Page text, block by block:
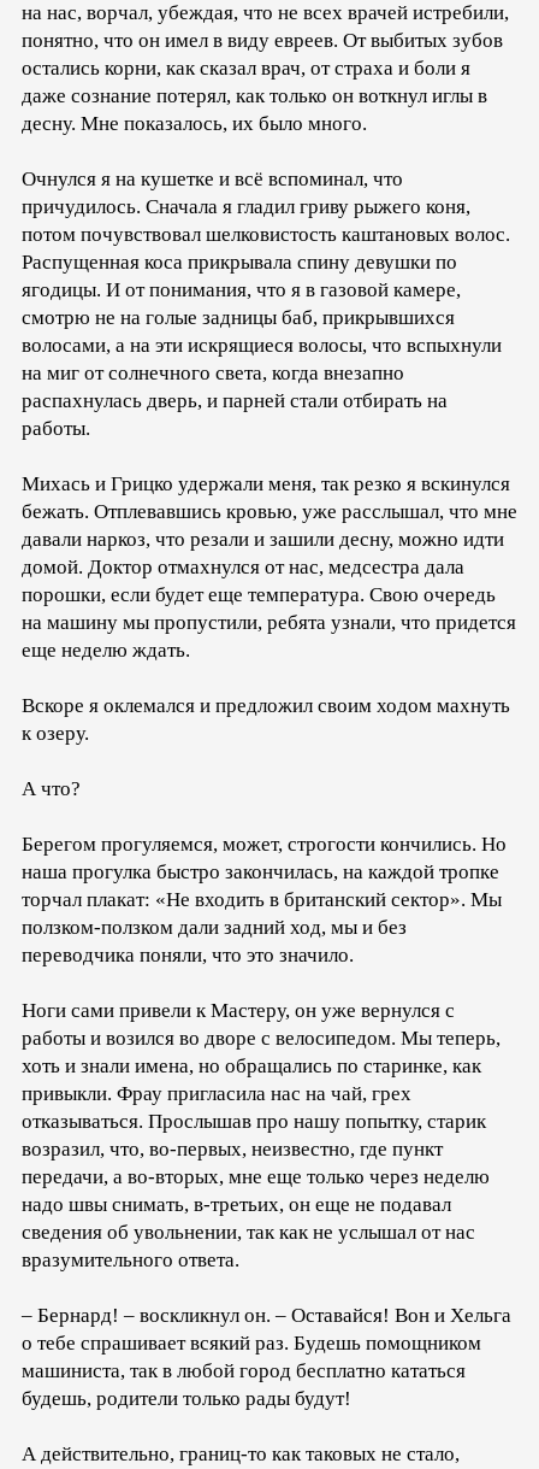
на нас, ворчал, убеждая, что не всех врачей истребили,
понятно, что он имел в виду евреев. От выбитых зубов
остались корни, как сказал врач, от страха и боли я
даже сознание потерял, как только он воткнул иглы в
десну. Мне показалось, их было много.
Очнулся я на кушетке и всё вспоминал, что
причудилось. Сначала я гладил гриву рыжего коня,
потом почувствовал шелковистость каштановых волос.
Распущенная коса прикрывала спину девушки по
ягодицы. И от понимания, что я в газовой камере,
смотрю не на голые задницы баб, прикрывшихся
волосами, а на эти искрящиеся волосы, что вспыхнули
на миг от солнечного света, когда внезапно
распахнулась дверь, и парней стали отбирать на
работы.
Михась и Грицко удержали меня, так резко я вскинулся
бежать. Отплевавшись кровью, уже расслышал, что мне
давали наркоз, что резали и зашили десну, можно идти
домой. Доктор отмахнулся от нас, медсестра дала
порошки, если будет еще температура. Свою очередь
на машину мы пропустили, ребята узнали, что придется
еще неделю ждать.
Вскоре я оклемался и предложил своим ходом махнуть
к озеру.
А что?
Берегом прогуляемся, может, строгости кончились. Но
наша прогулка быстро закончилась, на каждой тропке
торчал плакат: «Не входить в британский сектор». Мы
ползком-ползком дали задний ход, мы и без
переводчика поняли, что это значило.
Ноги сами привели к Мастеру, он уже вернулся с
работы и возился во дворе с велосипедом. Мы теперь,
хоть и знали имена, но обращались по старинке, как
привыкли. Фрау пригласила нас на чай, грех
отказываться. Прослышав про нашу попытку, старик
возразил, что, во-первых, неизвестно, где пункт
передачи, а во-вторых, мне еще только через неделю
надо швы снимать, в-третьих, он еще не подавал
сведения об увольнении, так как не услышал от нас
вразумительного ответа.
– Бернард! – воскликнул он. – Оставайся! Вон и Хельга
о тебе спрашивает всякий раз. Будешь помощником
машиниста, так в любой город бесплатно кататься
будешь, родители только рады будут!
А действительно, границ-то как таковых не стало,